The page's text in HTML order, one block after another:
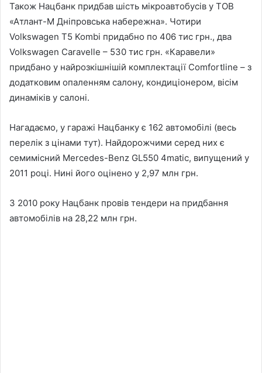
Також Нацбанк придбав шість мікроавтобусів у ТОВ
«Атлант-М Дніпровська набережна». Чотири
Volkswagen T5 Kombi придабно по 406 тис грн., два
Volkswagen Caravelle – 530 тис грн. «Каравели»
придбано у найрозкішнішій комплектації Comfortline – з
додатковим опаленням салону, кондиціонером, вісім
динаміків у салоні.
Нагадаємо, у гаражі Нацбанку є 162 автомобілі (весь
перелік з цінами тут). Найдорожчими серед них є
семимісний Mercedes-Benz GL550 4matic, випущений у
2011 році. Нині його оцінено у 2,97 млн грн.
З 2010 року Нацбанк провів тендери на придбання
автомобілів на 28,22 млн грн.